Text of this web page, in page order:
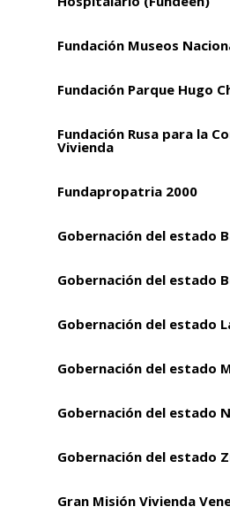
Fundación Museos
Fundación Parque Hugo
Fundación Rusa para la
Vivienda
Fundapropatria 2000
Gobernación del estado
Gobernación del estado
Gobernación del estado
Gobernación del estado
Gobernación del estado
Gobernación del estado
Gran Misión Vivienda